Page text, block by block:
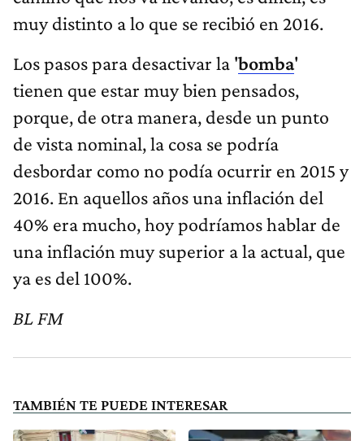
muy distinto a lo que se recibió en 2016.
Los pasos para desactivar la 'bomba'
tienen que estar muy bien pensados,
porque, de otra manera, desde un punto
de vista nominal, la cosa se podría
desbordar como no podía ocurrir en 2015 y
2016. En aquellos años una inflación del
40% era mucho, hoy podríamos hablar de
una inflación muy superior a la actual, que
ya es del 100%.
BL FM
TAMBIÉN TE PUEDE INTERESAR